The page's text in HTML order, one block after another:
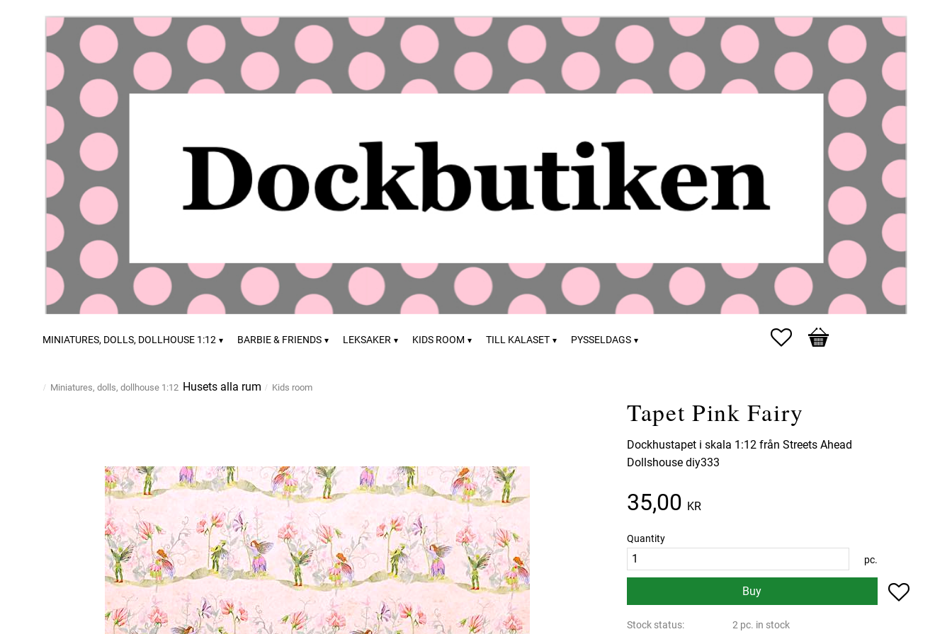
MINIATURES, DOLLS, DOLLHOUSE 1:12 BARBIE & FRIENDS LEKSAKER KIDS ROOM TILL KALASET PYSSELDAGS Favorites
Basket
Miniatures, dolls, dollhouse 1:12 Husets alla rum Kids room
Tapet Pink Fairy
Dockhustapet i skala 1:12 från Streets Ahead
Dollshouse diy333
35,00 KR
Quantity
pc.
Buy Add to
Stock status 2 pc. in stock